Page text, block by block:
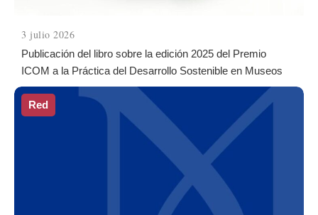
3 julio 2026
Publicación del libro sobre la edición 2025 del Premio
ICOM a la Práctica del Desarrollo Sostenible en Museos
Red